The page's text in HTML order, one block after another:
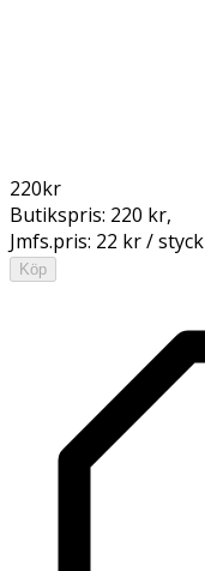
220kr
Butikspris: 220 kr,
Jmfs.pris: 22 kr / styck
Köp